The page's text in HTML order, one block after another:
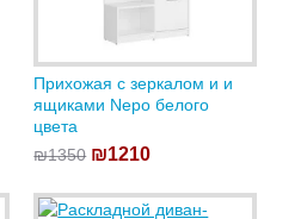
Прихожая с зеркалом и и
ящиками Nepo белого
цвета
₪1350 ₪1210